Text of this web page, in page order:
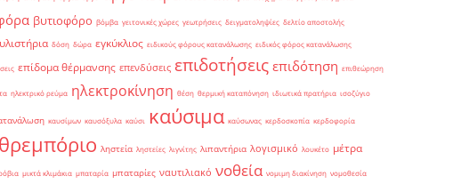
βυτιοφόρο βόμβα γειτονικές χώρες γεωτρήσεις δειγματοληψίες δελτίο αποστολής
δόση δώρα εγκύκλιος ειδικούς φόρους κατανάλωσης ειδικός φόρος κατανάλωσης
επίδομα θέρμανσης επενδύσεις επιδοτήσεις επιδότηση επιθεώρηση
ηλεκτρικό ρεύμα ηλεκτροκίνηση θέση θερμική καταπόνηση ιδιωτικά πρατήρια ισοζύγιο
καυσίμων καυσόξυλα καύσι καύσιμα καύσωνας κερδοσκοπία κερδοφορία
ληστεία ληστείες λιγνίτης λιπαντήρια λογισμικό λουκέτο μέτρα
μικτά κλιμάκια μπαταρία μπαταρίες ναυτιλιακό νοθεία νομιμη διακίνηση νομοθεσία